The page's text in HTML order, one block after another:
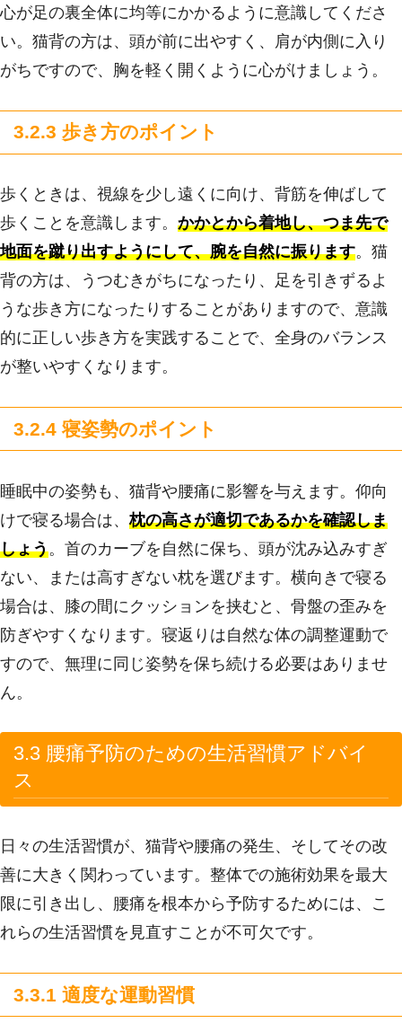
心が足の裏全体に均等にかかるように意識してくださ
い。猫背の方は、頭が前に出やすく、肩が内側に入り
がちですので、胸を軽く開くように心がけましょう。
3.2.3 歩き方のポイント
歩くときは、視線を少し遠くに向け、背筋を伸ばして
歩くことを意識します。 かかとから着地し、つま先で
地面を蹴り出すようにして、腕を自然に振ります。猫
背の方は、うつむきがちになったり、足を引きずるよ
うな歩き方になったりすることがありますので、意識
的に正しい歩き方を実践することで、全身のバランス
が整いやすくなります。
3.2.4 寝姿勢のポイント
睡眠中の姿勢も、猫背や腰痛に影響を与えます。仰向
けで寝る場合は、枕の高さが適切であるかを確認しま
しょう。首のカーブを自然に保ち、頭が沈み込みすぎ
ない、または高すぎない枕を選びます。横向きで寝る
場合は、膝の間にクッションを挟むと、骨盤の歪みを
防ぎやすくなります。寝返りは自然な体の調整運動で
すので、無理に同じ姿勢を保ち続ける必要はありませ
ん。
3.3 腰痛予防のための生活習慣アドバイ
ス
日々の生活習慣が、猫背や腰痛の発生、そしてその改
善に大きく関わっています。整体での施術効果を最大
限に引き出し、腰痛を根本から予防するためには、こ
れらの生活習慣を見直すことが不可欠です。
3.3.1 適度な運動習慣